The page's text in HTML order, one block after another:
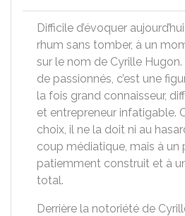
Difficile d’évoquer
rhum sans tomber, à un
sur le nom de Cyrille
de passionnés, c’est une
la fois grand connaisseur,
et entrepreneur infatigable.
choix, il ne la doit ni au
coup médiatique, mais à un
patiemment construit et à
total.
Derrière la notoriété de